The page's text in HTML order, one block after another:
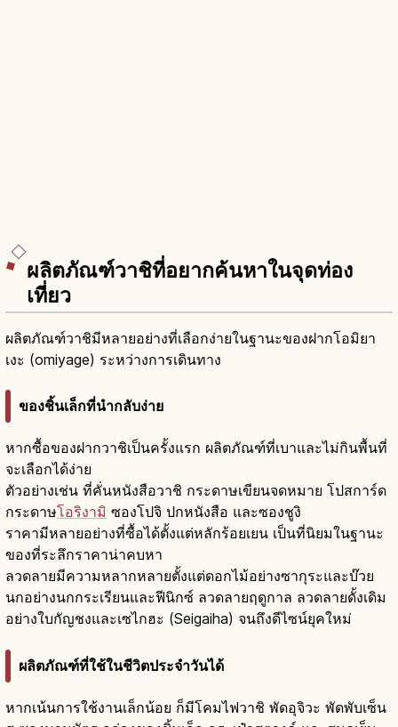
ผลิตภัณฑ์วาชิที่อยากค้นหาในจุดท่อง
เที่ยว
ผลิตภัณฑ์วาชิมีหลายอย่างที่เลือกง่ายในฐานะของฝากโอมิยา
เงะ (omiyage) ระหว่างการเดินทาง
ของชิ้นเล็กที่นำกลับง่าย
หากซื้อของฝากวาชิเป็นครั้งแรก ผลิตภัณฑ์ที่เบาและไม่กินพื้นที่
จะเลือกได้ง่าย
ตัวอย่างเช่น ที่คั่นหนังสือวาชิ กระดาษเขียนจดหมาย โปสการ์ด
กระดาษโอริงามิ ซองโปจิ ปกหนังสือ และซองชูงิ
ราคามีหลายอย่างที่ซื้อได้ตั้งแต่หลักร้อยเยน เป็นที่นิยมในฐานะ
ของที่ระลึกราคาน่าคบหา
ลวดลายมีความหลากหลายตั้งแต่ดอกไม้อย่างซากุระและบ๊วย
นกอย่างนกกระเรียนและฟีนิกซ์ ลวดลายฤดูกาล ลวดลายดั้งเดิม
อย่างใบกัญชงและเซไกฮะ (Seigaiha) จนถึงดีไซน์ยุคใหม่
ผลิตภัณฑ์ที่ใช้ในชีวิตประจำวันได้
หากเน้นการใช้งานเล็กน้อย ก็มีโคมไฟวาชิ พัดอุจิวะ พัดพับเซ็น